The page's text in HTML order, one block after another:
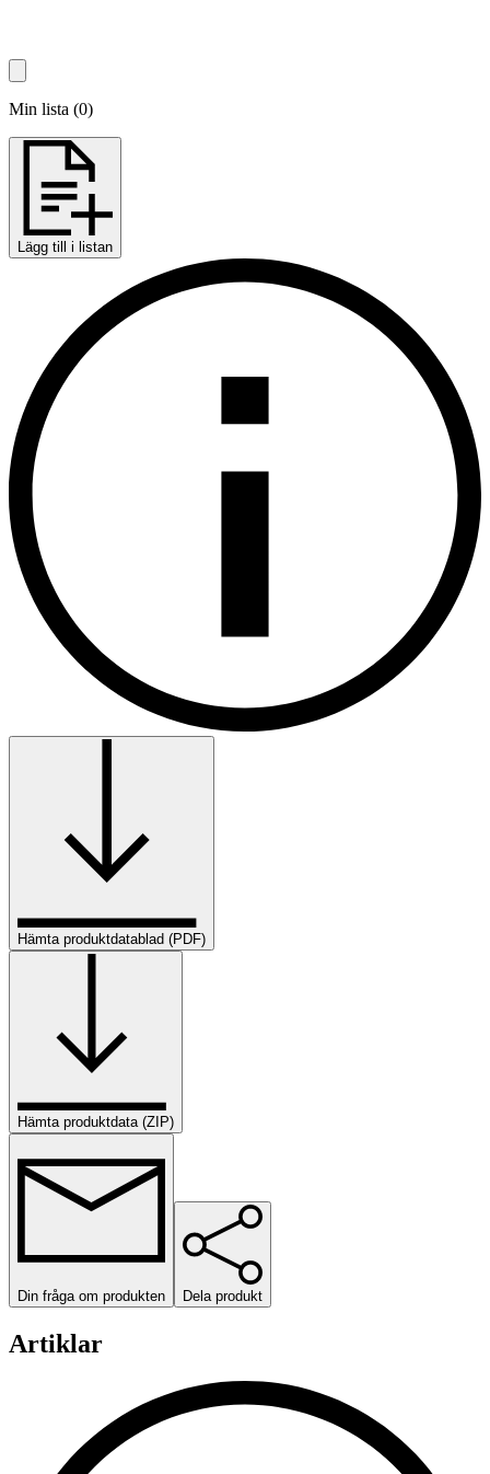
Min lista (0)
Lägg till i listan
Hämta produktdatablad (PDF)
Hämta produktdata (ZIP)
Din fråga om produkten Dela produkt
Artiklar